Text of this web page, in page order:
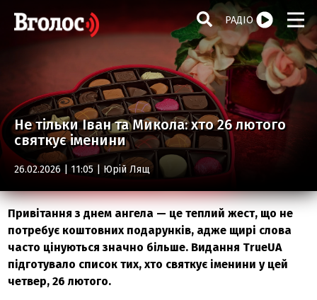
РАДІО
Не тільки Іван та Микола: хто 26 лютого
святкує іменини
26.02.2026 | 11:05 | Юрій Лящ
Привітання з днем ангела — це теплий жест, що не
потребує коштовних подарунків, адже щирі слова
часто цінуються значно більше. Видання TrueUA
підготувало список тих, хто святкує іменини у цей
четвер, 26 лютого.